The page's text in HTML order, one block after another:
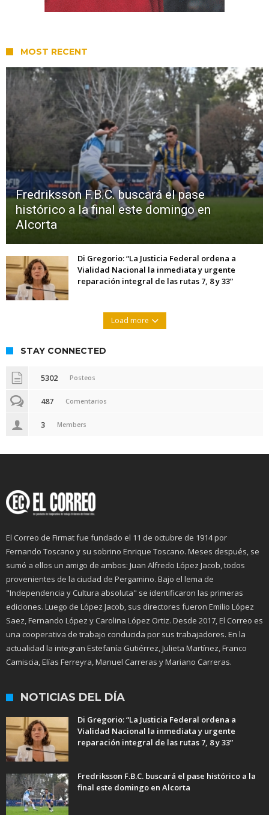
MOST RECENT
Fredriksson F.B.C. buscará el pase
histórico a la final este domingo en
Alcorta
Di Gregorio: “La Justicia Federal ordena a
Vialidad Nacional la inmediata y urgente
reparación integral de las rutas 7, 8 y 33”
Load more
STAY CONNECTED
5302 Posteos
487 Comentarios
3 Members
El Correo de Firmat fue fundado el 11 de octubre de 1914 por
Fernando Toscano y su sobrino Enrique Toscano. Meses después, se
sumó a ellos un amigo de ambos: Juan Alfredo López Jacob, todos
provenientes de la ciudad de Pergamino. Bajo el lema de
"Independencia y Cultura absoluta" se identificaron las primeras
ediciones. Luego de López Jacob, sus directores fueron Emilio López
Saez, Fernando López y Carolina López Ortiz. Desde 2017, El Correo es
una cooperativa de trabajo conducida por sus trabajadores. En la
actualidad la integran Estefanía Gutiérrez, Julieta Martínez, Franco
Camiscia, Elías Ferreyra, Manuel Carreras y Mariano Carreras.
NOTICIAS DEL DÍA
Di Gregorio: “La Justicia Federal ordena a
Vialidad Nacional la inmediata y urgente
reparación integral de las rutas 7, 8 y 33”
Fredriksson F.B.C. buscará el pase histórico a la
final este domingo en Alcorta